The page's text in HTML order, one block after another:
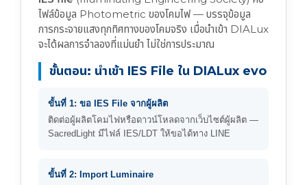
ไฟล์ข้อมูล Photometric ของโคมไฟ — บรรจุข้อมูล
การกระจายแสงทุกทิศทางของโคมจริง เมื่อนำเข้า DIALux
จะได้ผลการจำลองที่แม่นยำ ไม่ใช่การประมาณ
ขั้นตอน: นำเข้า IES File ใน DIALux evo
ขั้นที่ 1: ขอ IES File จากผู้ผลิต
ติดต่อผู้ผลิตโคมไฟหรือดาวน์โหลดจากเว็บไซต์ผู้ผลิต —
SacredLight มีไฟล์ IES/LDT ให้ขอได้ทาง LINE
ขั้นที่ 2: Import Luminaire